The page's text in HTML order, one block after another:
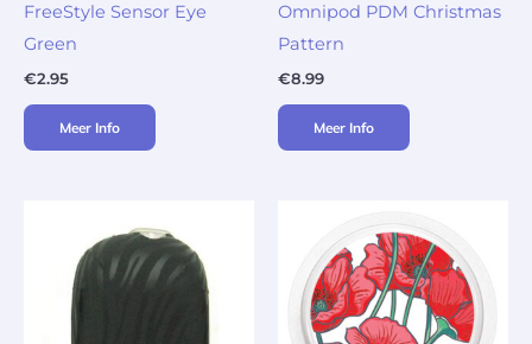
FreeStyle Sensor Eye
Green
€2.95
Meer Info
Omnipod PDM Christmas
Pattern
€8.99
Meer Info